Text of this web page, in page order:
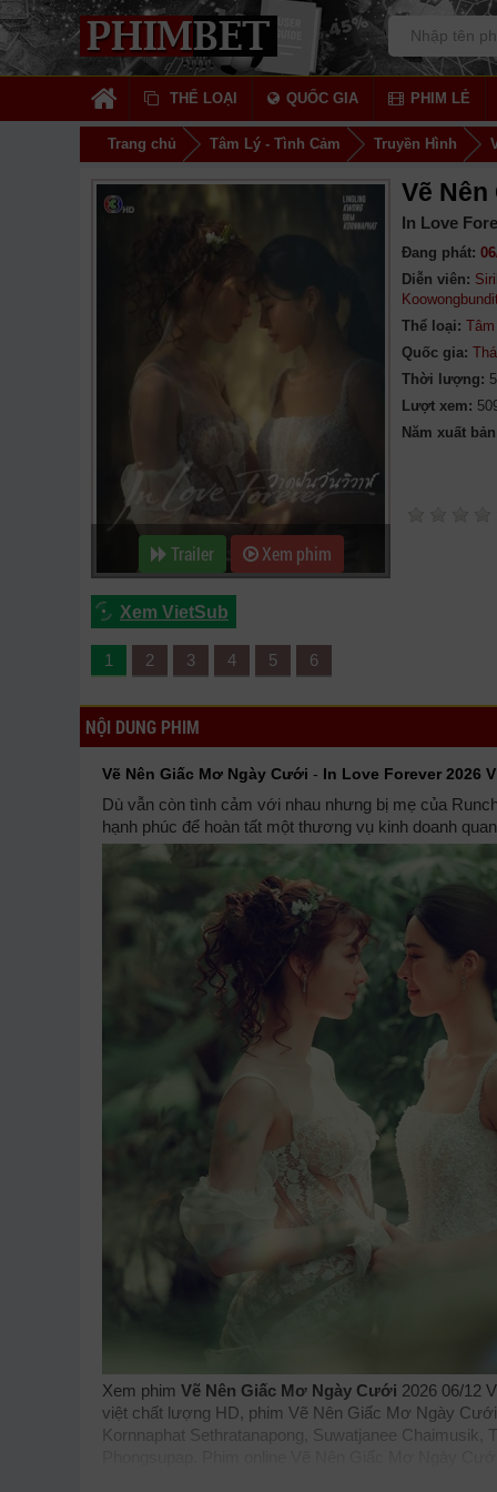
THỂ LOẠI QUỐC GIA PHIM LẺ
Trang chủ Tâm Lý - Tình Cảm Truyền Hình
Trailer Xem phim
Vẽ
In Love
Đang phát:
Diễn viên:
Thể loại:
Quốc gia:
Thời lượng:
Lượt xem:
Năm xuất
Xem VietSub
1 2 3 4 5 6
NỘI DUNG PHIM
Vẽ Nên Giấc Mơ Ngày Cưới - In Love Forever 2026
Dù vẫn còn tình cảm với nhau nhưng bị mẹ của
hạnh phúc để hoàn tất một thương vụ kinh doanh
Xem phim Vẽ Nên Giấc Mơ Ngày Cưới 2026 06/12
việt chất lượng HD, phim Vẽ Nên Giấc Mơ Ngày
Kornnaphat Sethratanapong, Suwatjanee Chaimusik,
Phongsupap. Phim online Vẽ Nên Giấc Mơ Ngày